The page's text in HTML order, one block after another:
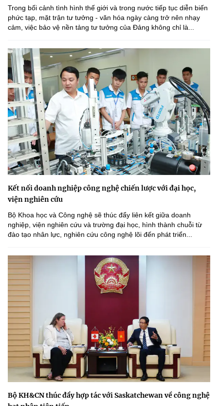
Trong bối cảnh tình hình thế giới và trong nước tiếp tục diễn biến
phức tạp, mặt trận tư tưởng - văn hóa ngày càng trở nên nhạy
cảm, việc bảo vệ nền tảng tư tưởng của Đảng không chỉ là...
Kết nối doanh nghiệp công nghệ chiến lược với đại học,
viện nghiên cứu
Bộ Khoa học và Công nghệ sẽ thúc đẩy liên kết giữa doanh
nghiệp, viện nghiên cứu và trường đại học, hình thành chuỗi từ
đào tạo nhân lực, nghiên cứu công nghệ lõi đến phát triển...
Bộ KH&CN thúc đẩy hợp tác với Saskatchewan về công nghệ